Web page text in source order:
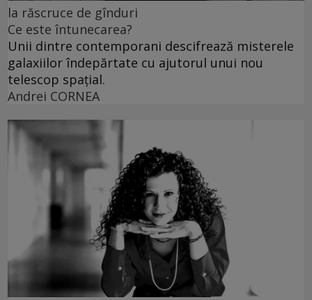
la răscruce de gînduri
Ce este întunecarea?
Unii dintre contemporani descifrează misterele
galaxiilor îndepărtate cu ajutorul unui nou
telescop spațial.
Andrei CORNEA